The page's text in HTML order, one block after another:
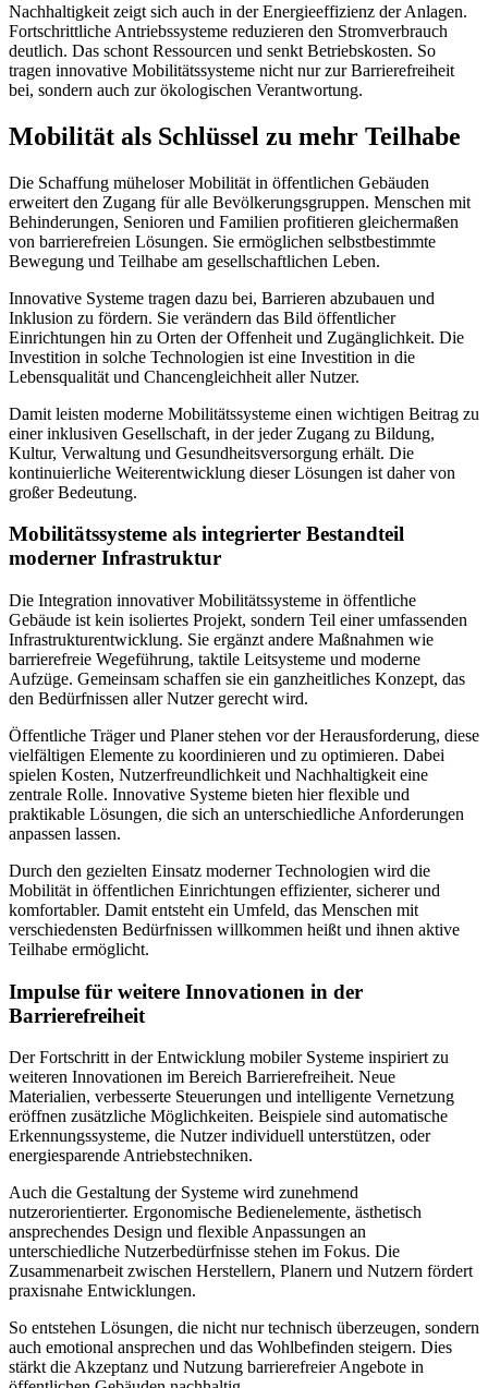
Nachhaltigkeit zeigt sich auch in der Energieeffizienz der Anlagen.
Fortschrittliche Antriebssysteme reduzieren den Stromverbrauch
deutlich. Das schont Ressourcen und senkt Betriebskosten. So
tragen innovative Mobilitätssysteme nicht nur zur Barrierefreiheit
bei, sondern auch zur ökologischen Verantwortung.
Mobilität als Schlüssel zu mehr Teilhabe
Die Schaffung müheloser Mobilität in öffentlichen Gebäuden
erweitert den Zugang für alle Bevölkerungsgruppen. Menschen mit
Behinderungen, Senioren und Familien profitieren gleichermaßen
von barrierefreien Lösungen. Sie ermöglichen selbstbestimmte
Bewegung und Teilhabe am gesellschaftlichen Leben.
Innovative Systeme tragen dazu bei, Barrieren abzubauen und
Inklusion zu fördern. Sie verändern das Bild öffentlicher
Einrichtungen hin zu Orten der Offenheit und Zugänglichkeit. Die
Investition in solche Technologien ist eine Investition in die
Lebensqualität und Chancengleichheit aller Nutzer.
Damit leisten moderne Mobilitätssysteme einen wichtigen Beitrag zu
einer inklusiven Gesellschaft, in der jeder Zugang zu Bildung,
Kultur, Verwaltung und Gesundheitsversorgung erhält. Die
kontinuierliche Weiterentwicklung dieser Lösungen ist daher von
großer Bedeutung.
Mobilitätssysteme als integrierter Bestandteil
moderner Infrastruktur
Die Integration innovativer Mobilitätssysteme in öffentliche
Gebäude ist kein isoliertes Projekt, sondern Teil einer umfassenden
Infrastrukturentwicklung. Sie ergänzt andere Maßnahmen wie
barrierefreie Wegeführung, taktile Leitsysteme und moderne
Aufzüge. Gemeinsam schaffen sie ein ganzheitliches Konzept, das
den Bedürfnissen aller Nutzer gerecht wird.
Öffentliche Träger und Planer stehen vor der Herausforderung, diese
vielfältigen Elemente zu koordinieren und zu optimieren. Dabei
spielen Kosten, Nutzerfreundlichkeit und Nachhaltigkeit eine
zentrale Rolle. Innovative Systeme bieten hier flexible und
praktikable Lösungen, die sich an unterschiedliche Anforderungen
anpassen lassen.
Durch den gezielten Einsatz moderner Technologien wird die
Mobilität in öffentlichen Einrichtungen effizienter, sicherer und
komfortabler. Damit entsteht ein Umfeld, das Menschen mit
verschiedensten Bedürfnissen willkommen heißt und ihnen aktive
Teilhabe ermöglicht.
Impulse für weitere Innovationen in der
Barrierefreiheit
Der Fortschritt in der Entwicklung mobiler Systeme inspiriert zu
weiteren Innovationen im Bereich Barrierefreiheit. Neue
Materialien, verbesserte Steuerungen und intelligente Vernetzung
eröffnen zusätzliche Möglichkeiten. Beispiele sind automatische
Erkennungssysteme, die Nutzer individuell unterstützen, oder
energiesparende Antriebstechniken.
Auch die Gestaltung der Systeme wird zunehmend
nutzerorientierter. Ergonomische Bedienelemente, ästhetisch
ansprechendes Design und flexible Anpassungen an
unterschiedliche Nutzerbedürfnisse stehen im Fokus. Die
Zusammenarbeit zwischen Herstellern, Planern und Nutzern fördert
praxisnahe Entwicklungen.
So entstehen Lösungen, die nicht nur technisch überzeugen, sondern
auch emotional ansprechen und das Wohlbefinden steigern. Dies
stärkt die Akzeptanz und Nutzung barrierefreier Angebote in